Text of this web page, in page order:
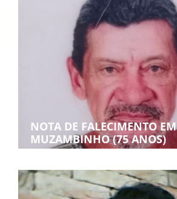
NOTA DE FALECIMENTO EM
MUZAMBINHO (75 ANOS)